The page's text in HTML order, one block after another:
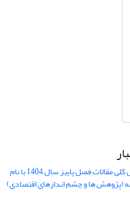
بارگذاری فایل کلی مقالات فصل پاییز سال 1404 با نام
(پژوهش ها و چشم اندازهای اقتصادی)